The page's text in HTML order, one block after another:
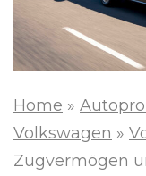
Home »
Volkswagen »
Zugvermögen